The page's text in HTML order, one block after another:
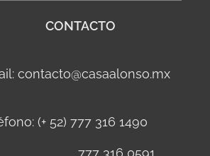
CONTACTO
contacto@casaalonso.mx
(+ 52) 777 316 1490
316 0591